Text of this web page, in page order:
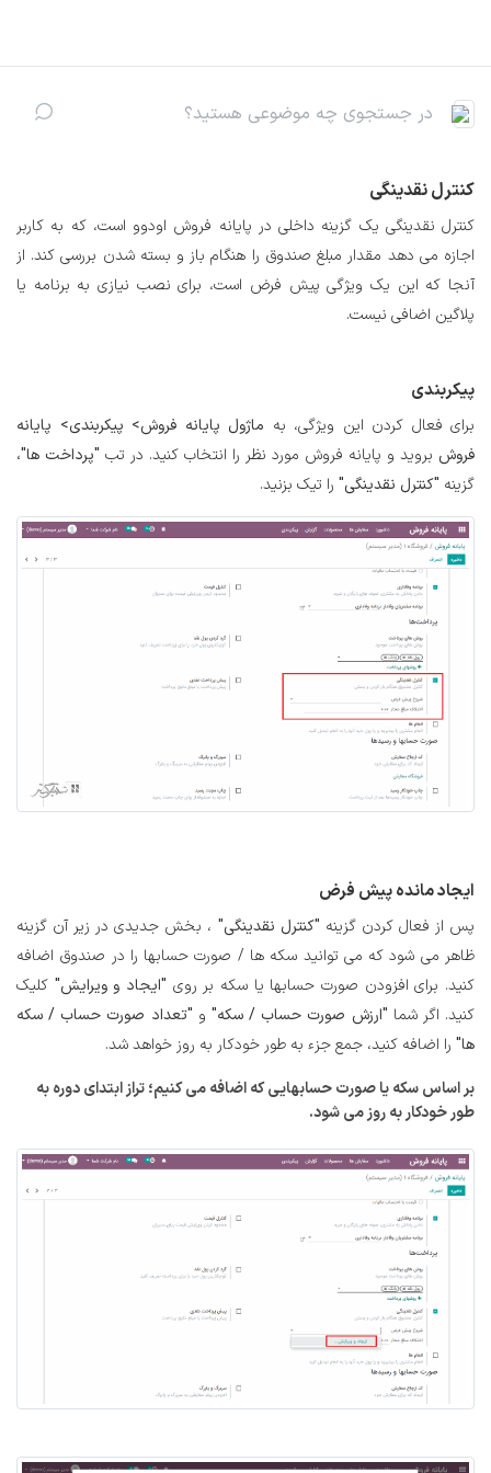
کنترلنقدینگی
کنترل نقدینگی یک گزینه داخلی در پایانه فروش اودوو است، که به کاربر
اجازه می دهد مقدار مبلغ صندوق را هنگام باز و بسته شدن بررسی کند. از
آنجا که این یک ویژگی پیش فرض است، برای نصب نیازی به برنامه یا
پلاگین اضافی نیست.
پیکربندی
برای فعال کردن این ویژگی، به ماژول پایانه فروش> پیکربندی> پایانه
فروش بروید و پایانه فروش مورد نظر را انتخاب کنید. در تب "پرداخت ها"،
گزینه "کنترل نقدینگی" را تیک بزنید.
ایجادمانده پیش فرض
پس از فعال کردن گزینه "کنترل نقدینگی" ، بخش جدیدی در زیر آن گزینه
ظاهر می شود که می توانید سکه ها / صورت حسابها را در صندوق اضافه
کنید. برای افزودن صورت حسابها یا سکه بر روی "ایجاد و ویرایش" کلیک
کنید. اگر شما "ارزش صورت حساب / سکه" و "تعداد صورت حساب / سکه
ها" را اضافه کنید، جمع جزء به طور خودکار به روز خواهد شد.
بر اساس سکه یا صورت حسابهایی که اضافه می کنیم؛ تراز ابتدای دوره به
طور خودکار به روز می شود.